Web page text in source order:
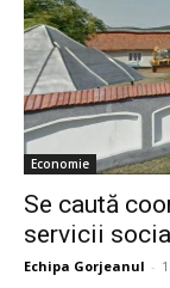
Economie
Se caută
servicii
Echipa Gorjeanul -